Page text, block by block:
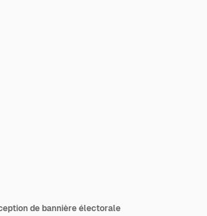
de bannière électorale